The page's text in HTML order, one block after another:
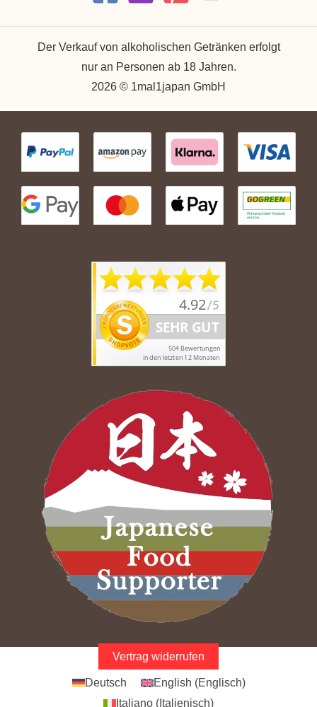
Der Verkauf von alkoholischen Getränken erfolgt
nur an Personen ab 18 Jahren.
2026 © 1mal1japan GmbH
Vertrag widerrufen
Deutsch English (Englisch)
Italiano ( Italienisch)